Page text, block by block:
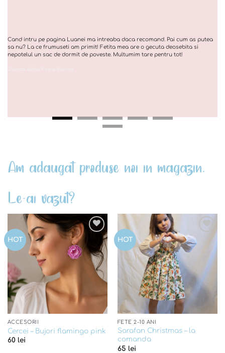
Cand intru pe pagina Luanei ma intreaba daca recomand. Pai cum as putea
sa nu? La ce frumuseti am primit! Fetita mea are o gecuta deosebita si
nepotelul un sac de dormit de poveste. Multumim tare pentru tot!
Am adaugat produse noi in magazin.
Le-ai vazut?
HOT
Add to
wishlist
ACCESORII
Cercei – Bujori flamingo pink
60 lei
HOT
Add to
wishlist
FETE 2-10 ANI
Sarafan Christmas – la
comanda
65 lei